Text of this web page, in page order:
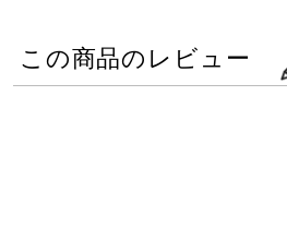
この商品のレビュー